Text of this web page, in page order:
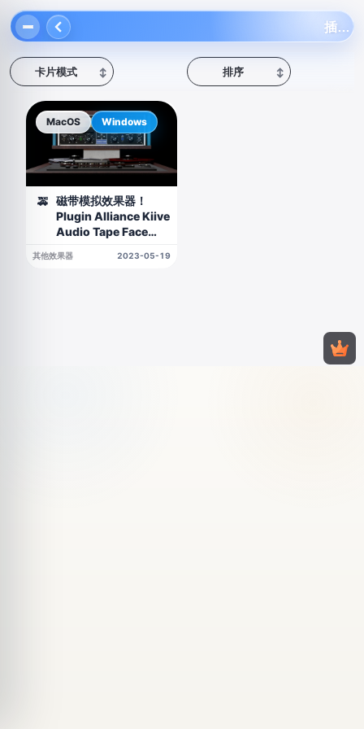
卡片模式 ↕ 排序 ↕
🚕
磁带模拟效果器！
Plugin Alliance Kiive
Audio Tape Face
其他效果器 2023-05-19
MacOS Windows
插件联盟